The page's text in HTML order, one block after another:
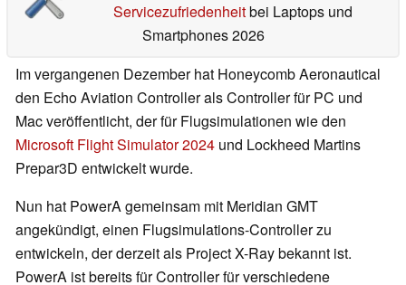
Servicezufriedenheitbei Laptops und
Smartphones 2026
Im vergangenen Dezember hat Honeycomb Aeronautical
den Echo Aviation Controller als Controller für PC und
Mac veröffentlicht, der für Flugsimulationen wie den
Microsoft Flight Simulator 2024 und Lockheed Martins
Prepar3D entwickelt wurde.
Nun hat PowerA gemeinsam mit Meridian GMT
angekündigt, einen Flugsimulations-Controller zu
entwickeln, der derzeit als Project X-Ray bekannt ist.
PowerA ist bereits für Controller für verschiedene